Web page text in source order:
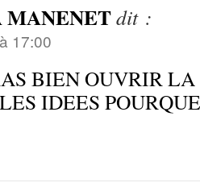
MANENETdit :
17:00
BIEN OUVRIR LA
IDEES